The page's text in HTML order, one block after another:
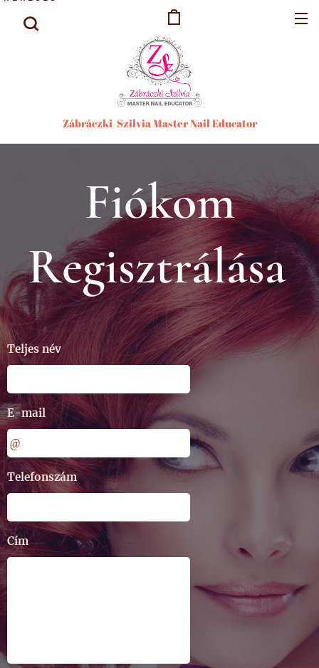
Zábráczki Szilvia Master Nail Educator
Fiókom
Regisztrálása
Teljes név
E-mail
Telefonszám
Cím